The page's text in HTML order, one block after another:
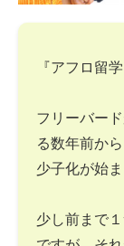
『アフロ留
フリーバー
る数年前か
少子化が始
少し前まで